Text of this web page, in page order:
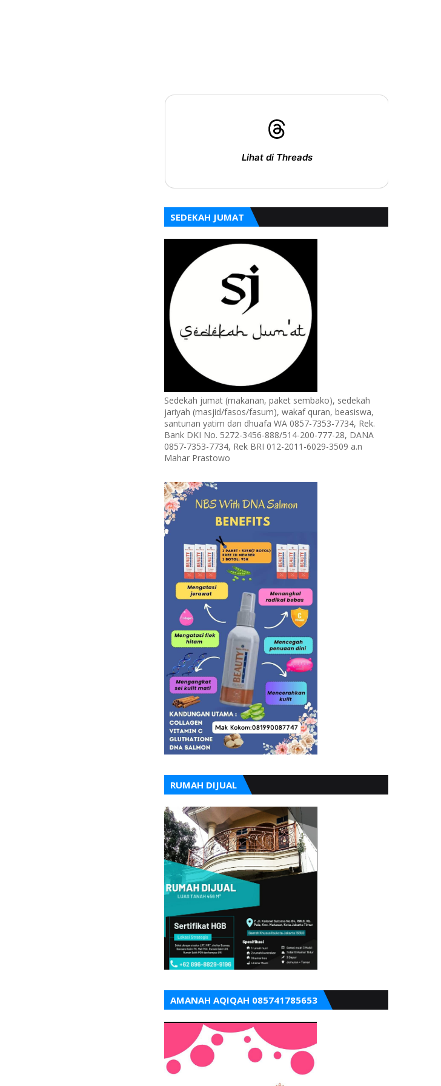
Lihat di Threads
SEDEKAH JUMAT
Sedekah jumat (makanan, paket sembako), sedekah
jariyah (masjid/fasos/fasum), wakaf quran, beasiswa,
santunan yatim dan dhuafa WA 0857-7353-7734, Rek.
Bank DKI No. 5272-3456-888/514-200-777-28, DANA
0857-7353-7734, Rek BRI 012-2011-6029-3509 a.n
Mahar Prastowo
RUMAH DIJUAL
AMANAH AQIQAH 085741785653